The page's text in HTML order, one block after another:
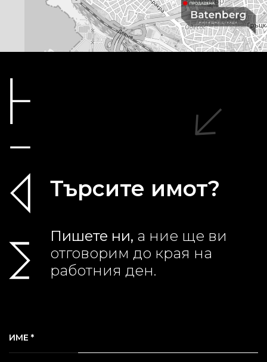
Търсите имот?
Пишете ни, а ние ще ви
отговорим до края на
работния ден.
ИМЕ *